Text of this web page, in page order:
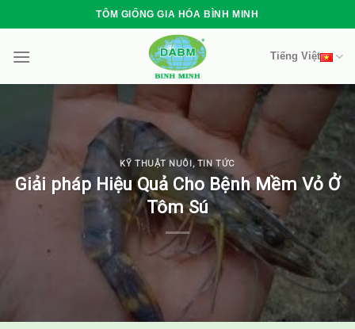
to
content
TÔM GIỐNG GIA HÓA BÌNH MINH
Tiếng Việt
KỸ THUẬT NUÔI , TIN TỨC
Giải pháp Hiệu Quả Cho Bệnh Mềm Vỏ Ở
Tôm Sú